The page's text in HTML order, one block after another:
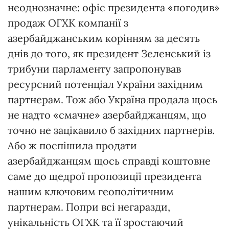
неоднозначне: офіс президента «погодив»
продаж ОГХК компанії з
азербайджанським корінням за десять
днів до того, як президент Зеленський із
трибуни парламенту запропонував
ресурсний потенціал України західним
партнерам. Тож або Україна продала щось
не надто «смачне» азербайджанцям, що
точно не зацікавило б західних партнерів.
Або ж поспішила продати
азербайджанцям щось справді коштовне
саме до щедрої пропозиції президента
нашим ключовим геополітичним
партнерам. Попри всі негаразди,
унікальність ОГХК та її зростаючий